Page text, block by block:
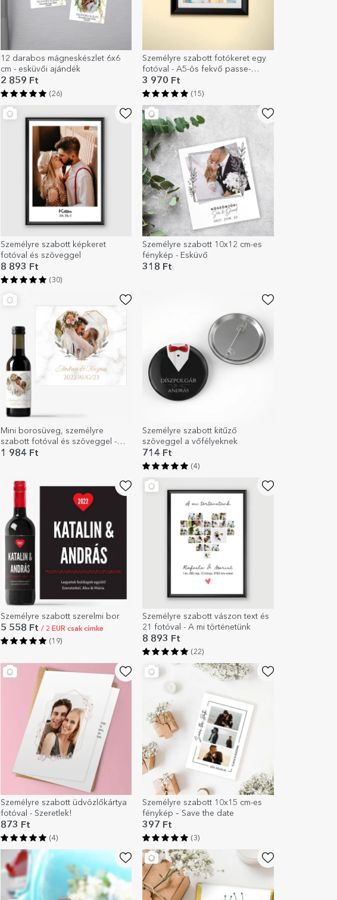
12 darabos mágneskészlet 6x6
cm - esküvői ajándék
2 859 Ft
(26)
Személyre szabott fotókeret egy
fotóval - A5-ös fekvő passe-
partout
3 970 Ft
(15)
Személyre szabott képkeret
fotóval és szöveggel
8 893 Ft
(30)
Személyre szabott 10x12 cm-es
fénykép - Esküvő
318 Ft
Mini borosüveg, személyre
szabott fotóval és szöveggel -
Szív
1 984 Ft
Személyre szabott kitűző
szöveggel a vőfélyeknek
714 Ft
(4)
Személyre szabott szerelmi bor
5 558 Ft / 2 EUR csak címke
(19)
Személyre szabott vászon text és
21 fotóval - A mi történetünk
8 893 Ft
(22)
Személyre szabott üdvözlőkártya
fotóval - Szeretlek!
873 Ft
(4)
Személyre szabott 10x15 cm-es
fénykép – Save the date
397 Ft
(3)